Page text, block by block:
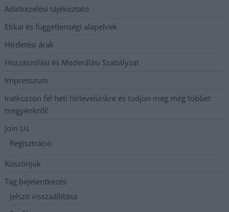
Adatkezelési tájékoztató
Etikai és függetlenségi alapelvek
Hirdetési árak
Hozzászólási és Moderálási Szabályzat
Impresszum
Iratkozzon fel heti hírlevelünkre és tudjon meg még többet
megyénkről!
Join Us
Regisztráció
Köszönjük
Tag bejelentkezés
Jelszó visszaállítása